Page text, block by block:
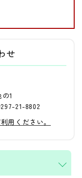
せ
1
21-8802
用ください。